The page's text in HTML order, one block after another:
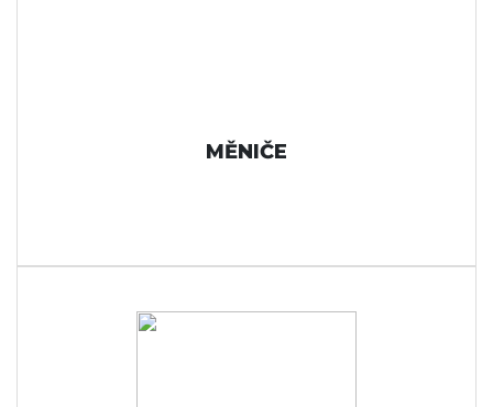
MĚNIČE